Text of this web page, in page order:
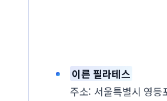
이른 필라테스
주소: 서울특별시 영등